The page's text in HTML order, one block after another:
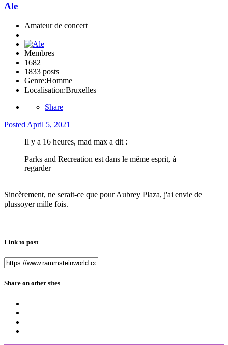
Ale
Amateur de concert
Membres
1682
1833 posts
Genre:Homme
Localisation:Bruxelles
Share
Posted April 5, 2021
Il y a 16 heures, mad max a dit :
Parks and Recreation est dans le même esprit, à
regarder
Sincèrement, ne serait-ce que pour Aubrey Plaza, j'ai envie de
plussoyer mille fois.
Link to post
Share on other sites